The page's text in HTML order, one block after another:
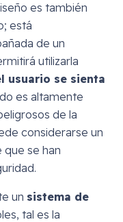
es también
está
de un
utilizarla
usuario se sienta
es altamente
de la
considerarse un
se han
un sistema de
tal es la